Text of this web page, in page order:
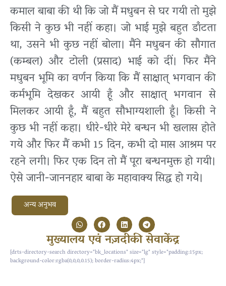
कमाल बाबा की थी कि जो मैं मधुबन से घर गयी तो मुझे
किसी ने कुछ भी नहीं कहा। जो भाई मुझे बहुत डाँटता
था, उसने भी कुछ नहीं बोला। मैंने मधुबन की सौगात
(कम्बल) और टोली (प्रसाद) भाई को दीं। फिर मैंने
मधुबन भूमि का वर्णन किया कि मैं साक्षात् भगवान की
कर्मभूमि देखकर आयी हूँ और साक्षात् भगवान से
मिलकर आयी हूँ, मैं बहुत सौभाग्यशाली हूँ। किसी ने
कुछ भी नहीं कहा। धीरे-धीरे मेरे बन्धन भी खलास होते
गये और फिर मैं कभी 15 दिन, कभी दो मास आश्रम पर
रहने लगी। फिर एक दिन तो मैं पूरा बन्धनमुक्त हो गयी।
ऐसे जानी-जाननहार बाबा के महावाक्य सिद्ध हो गये।
अन्य अनुभव
मुख्यालय एवं नज़दीकी सेवाकेंद्र
[drts-directory-search directory="bk_locations" size="lg" style="padding:15px;
background-color:rgba(0,0,0,0.15); border-radius:4px;"]